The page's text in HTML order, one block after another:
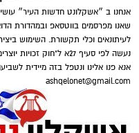
אנחנו ב ״אשקלונט חדשות העיר״
שאנו מפרסמים בווטסאפ ובמהדורת
לעיתונאים וכלי תקשורת. השימוש
נעשה לפי סעיף 27א ל"חוק
אנא פנו אלינו ונטפל בזה מיידית
ashqelonet@gmail.com